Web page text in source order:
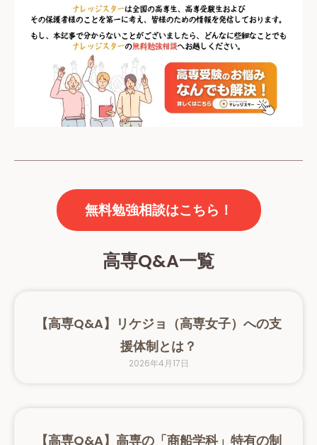
無料勉強相談はこちら！
高専Q&A一覧
【高専Q&A】リケジョ（高専女子）への支
援体制とは？
2026年4月17日
【高専Q&A】高専の「商船学科」特有の制